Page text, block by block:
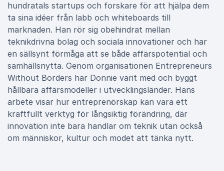
hundratals startups och forskare för att hjälpa dem
ta sina idéer från labb och whiteboards till
marknaden. Han rör sig obehindrat mellan
teknikdrivna bolag och sociala innovationer och har
en sällsynt förmåga att se både affärspotential och
samhällsnytta. Genom organisationen Entrepreneurs
Without Borders har Donnie varit med och byggt
hållbara affärsmodeller i utvecklingsländer. Hans
arbete visar hur entreprenörskap kan vara ett
kraftfullt verktyg för långsiktig förändring, där
innovation inte bara handlar om teknik utan också
om människor, kultur och modet att tänka nytt.